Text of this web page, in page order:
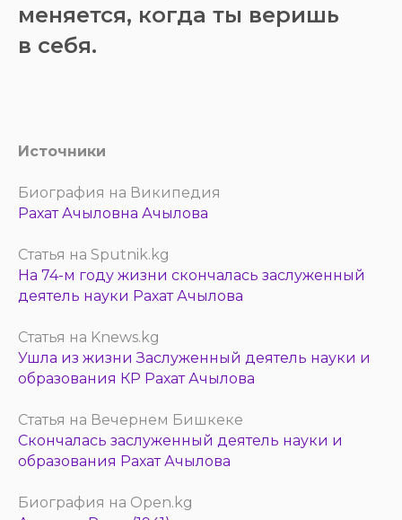
меняется, когда ты веришь
в себя.
Источники
Биография на Википедия
Рахат Ачыловна Ачылова
Статья на Sputnik.kg
На 74-м году жизни скончалась заслуженный
деятель науки Рахат Ачылова
Статья на Knews.kg
Ушла из жизни Заслуженный деятель науки и
образования КР Рахат Ачылова
Статья на Вечернем Бишкеке
Скончалась заслуженный деятель науки и
образования Рахат Ачылова
Биография на Open.kg